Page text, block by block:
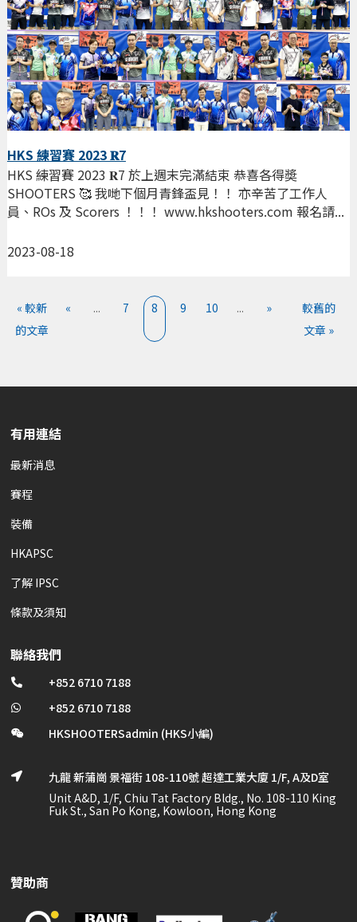
HKS 練習賽 2023 𝐑7
2023-08-18
HKS 練習賽 2023 𝐑7 於上週末完滿結束 恭喜各得奬
SHOOTERS 🥰 我哋下個月青鋒盃見！！ 亦辛苦了工作人
員、ROs 及 Scorers ！！！ www.hkshooters.com 報名請...
« 較新
的文章
« ... 7 8 9 10 ... »
較舊的
文章 »
有用連結
最新消息
賽程
裝備
HKAPSC
了解 IPSC
條款及須知
聯絡我們
 +852 6710 7188
 +852 6710 7188
 HKSHOOTERSadmin (HKS小編)

九龍 新蒲崗 景福街 108-110號 超達工業大廈 1/F, A及D室
Unit A&D, 1/F, Chiu Tat Factory Bldg., No. 108-110 King
Fuk St., San Po Kong, Kowloon, Hong Kong
贊助商